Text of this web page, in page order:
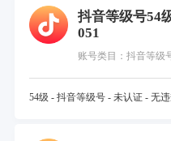
抖音等级号54
051
账号类目：抖音等级
54级 - 抖音等级号 - 未认证 - 无